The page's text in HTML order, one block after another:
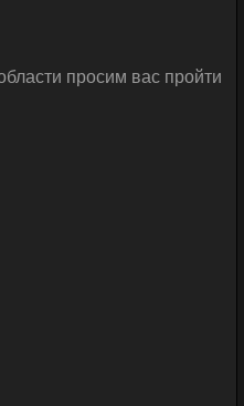
просим вас пройти